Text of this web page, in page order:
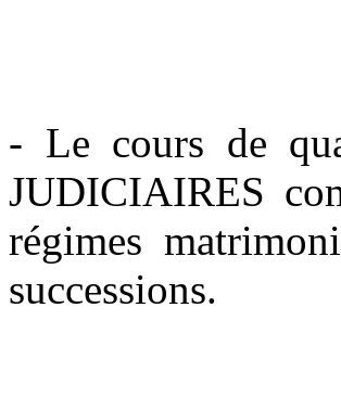
- Le cours de
JUDICIAIRES
régimes
successions.